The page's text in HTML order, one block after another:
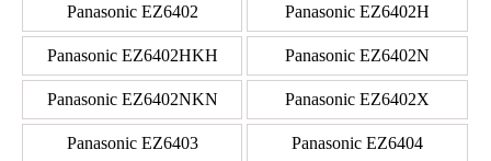
Panasonic EZ6402 Panasonic EZ6402H
Panasonic EZ6402HKH Panasonic EZ6402N
Panasonic EZ6402NKN Panasonic EZ6402X
Panasonic EZ6403 Panasonic EZ6404